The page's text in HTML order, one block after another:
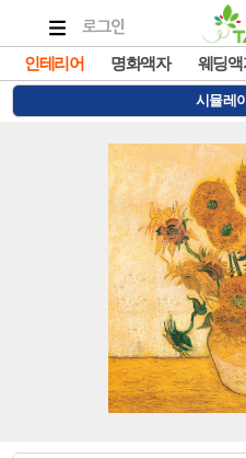
로그인
인테리어 명화액자 웨딩액
시뮬레